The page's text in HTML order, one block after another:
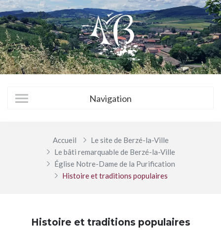
Accueil
Le site de Berzé-la-Ville
Le bâti remarquable de Berzé-la-Ville
Église Notre-Dame de la Purification
Histoire et traditions populaires
Histoire et traditions populaires